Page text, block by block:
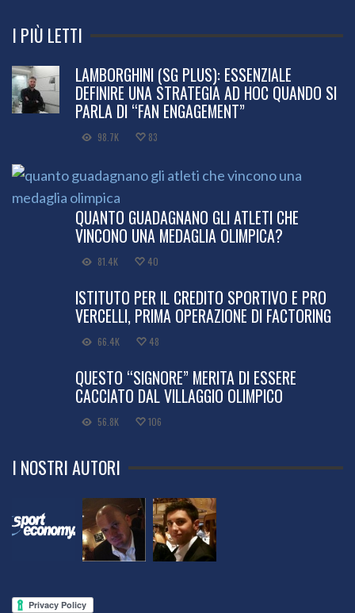
I PIÙ LETTI
LAMBORGHINI (SG PLUS): ESSENZIALE
DEFINIRE UNA STRATEGIA AD HOC QUANDO SI
PARLA DI “FAN ENGAGEMENT”
98.7K 83
QUANTO GUADAGNANO GLI ATLETI CHE
VINCONO UNA MEDAGLIA OLIMPICA?
81.4K 40
ISTITUTO PER IL CREDITO SPORTIVO E PRO
VERCELLI, PRIMA OPERAZIONE DI FACTORING
66.4K 48
QUESTO “SIGNORE” MERITA DI ESSERE
CACCIATO DAL VILLAGGIO OLIMPICO
56.8K 106
I NOSTRI AUTORI